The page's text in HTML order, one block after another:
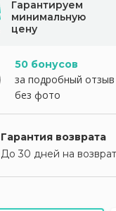
Гарантируем
минимальную
цену
50 бонусов
за подробный отзыв
без фото
Гарантия возврата
До 30 дней на